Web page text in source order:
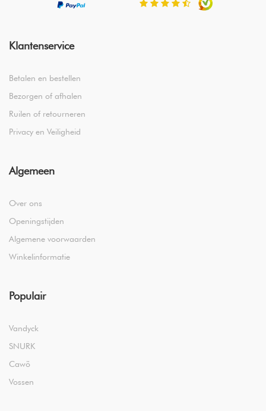
Klantenservice
Betalen en bestellen
Bezorgen of afhalen
Ruilen of retourneren
Privacy en Veiligheid
Algemeen
Over ons
Openingstijden
Algemene voorwaarden
Winkelinformatie
Populair
Vandyck
SNURK
Cawö
Vossen